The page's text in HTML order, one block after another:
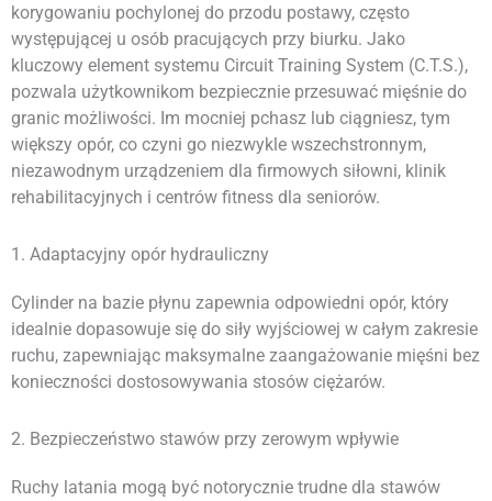
korygowaniu pochylonej do przodu postawy, często
występującej u osób pracujących przy biurku. Jako
kluczowy element systemu Circuit Training System (C.T.S.),
pozwala użytkownikom bezpiecznie przesuwać mięśnie do
granic możliwości. Im mocniej pchasz lub ciągniesz, tym
większy opór, co czyni go niezwykle wszechstronnym,
niezawodnym urządzeniem dla firmowych siłowni, klinik
rehabilitacyjnych i centrów fitness dla seniorów.
1. Adaptacyjny opór hydrauliczny
Cylinder na bazie płynu zapewnia odpowiedni opór, który
idealnie dopasowuje się do siły wyjściowej w całym zakresie
ruchu, zapewniając maksymalne zaangażowanie mięśni bez
konieczności dostosowywania stosów ciężarów.
2. Bezpieczeństwo stawów przy zerowym wpływie
Ruchy latania mogą być notorycznie trudne dla stawów